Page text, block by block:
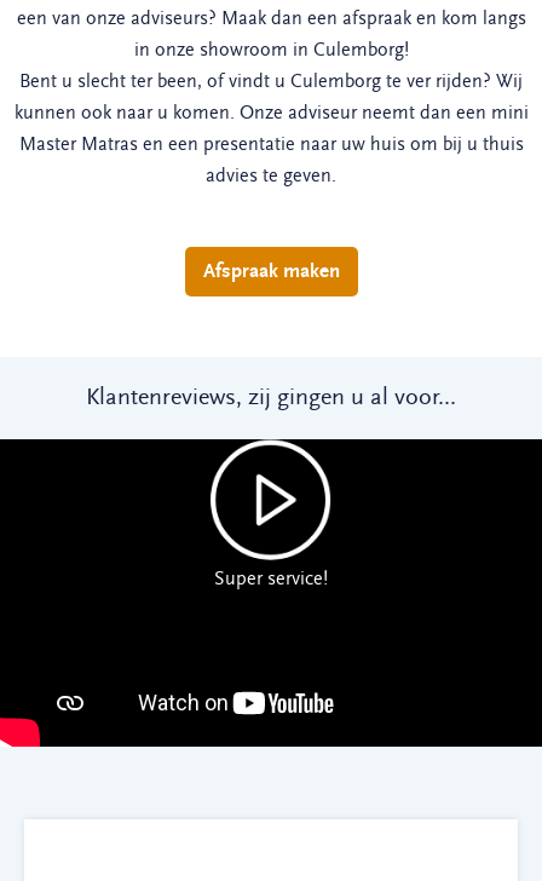
een van onze adviseurs? Maak dan een afspraak en kom langs
in onze showroom in Culemborg!
Bent u slecht ter been, of vindt u Culemborg te ver rijden? Wij
kunnen ook naar u komen. Onze adviseur neemt dan een mini
Master Matras en een presentatie naar uw huis om bij u thuis
advies te geven.
Afspraak maken
Klantenreviews, zij gingen u al voor...
Super service!